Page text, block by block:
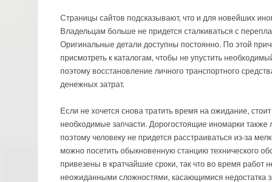
Страницы сайтов подсказывают, что и для новейших
Владельцам больше не придется сталкиваться с
Оригинальные детали доступны постоянно. По этой
присмотреть к каталогам, чтобы не упустить
поэтому восстановление личного транспортного
денежных затрат.
Если не хочется снова тратить время на ожидание,
необходимые запчасти. Дорогостоящие иномарки также
поэтому человеку не придется расстраиваться из-за
можно посетить обыкновенную станцию технического
привезены в кратчайшие сроки, так что во время работ
неожиданными сложностями, касающимися недостатка